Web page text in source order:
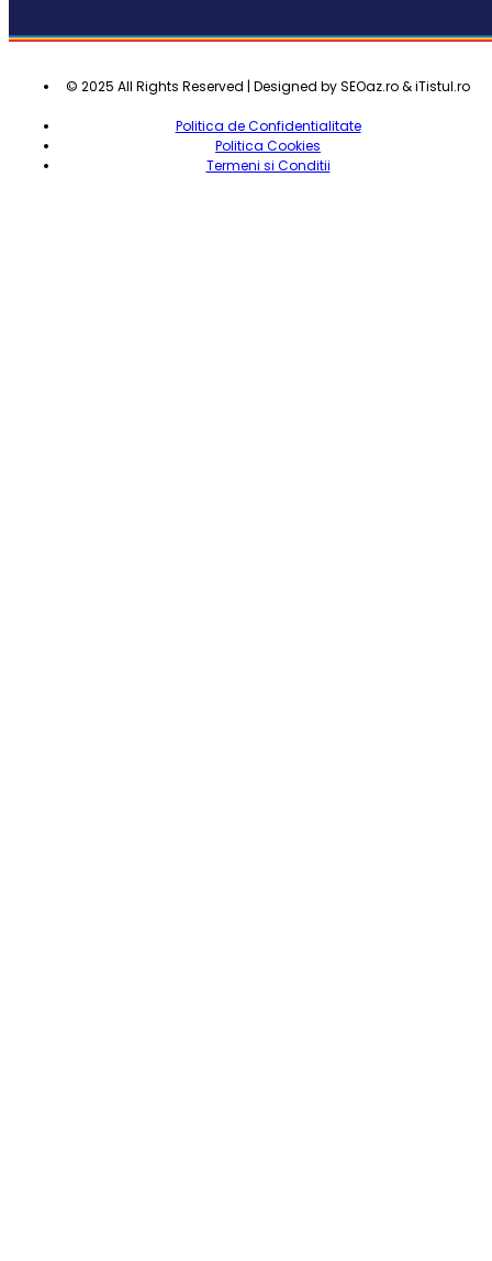
© 2025 All Rights Reserved | Designed by SEOaz.ro & iTistul.ro
Politica de Confidentialitate
Politica Cookies
Termeni si Conditii